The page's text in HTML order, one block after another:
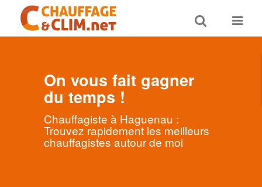
Toggle
search
Toggle
On vous fait gagner
du temps !
Chauffagiste à Haguenau :
Trouvez rapidement les meilleurs
chauffagistes autour de moi